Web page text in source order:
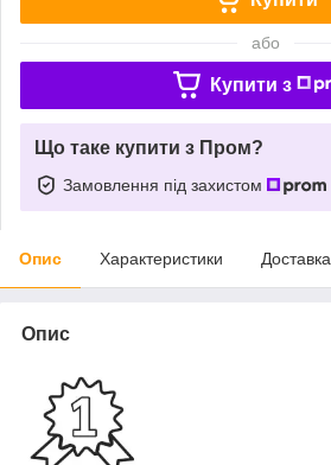
або
Купити з
Що таке купити з Пром?
Замовлення під захистом
Опис Характеристики Доставка
Опис